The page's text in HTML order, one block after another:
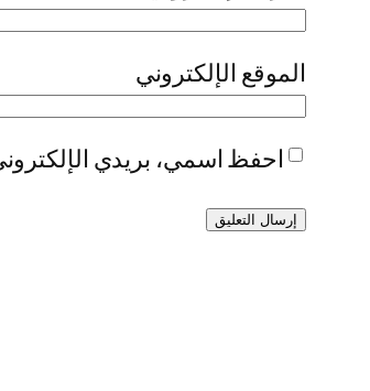
الموقع الإلكتروني
احفظ اسمي، بريدي